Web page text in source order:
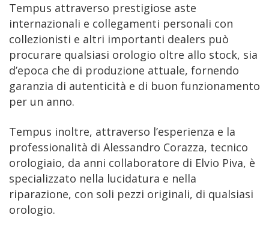
Tempus attraverso prestigiose aste
internazionali e collegamenti personali con
collezionisti e altri importanti dealers può
procurare qualsiasi orologio oltre allo stock, sia
d’epoca che di produzione attuale, fornendo
garanzia di autenticità e di buon funzionamento
per un anno.
Tempus inoltre, attraverso l’esperienza e la
professionalità di Alessandro Corazza, tecnico
orologiaio, da anni collaboratore di Elvio Piva, è
specializzato nella lucidatura e nella
riparazione, con soli pezzi originali, di qualsiasi
orologio.